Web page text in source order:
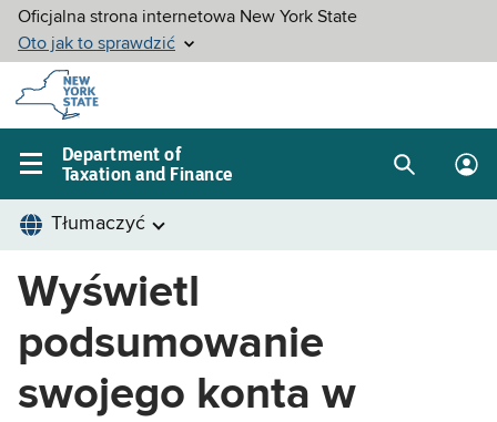
Skip to
main
content
Department of
Taxation and Finance
Main
navigation
menu
SearchLog
Wyświetl
podsumowanie
swojego konta w